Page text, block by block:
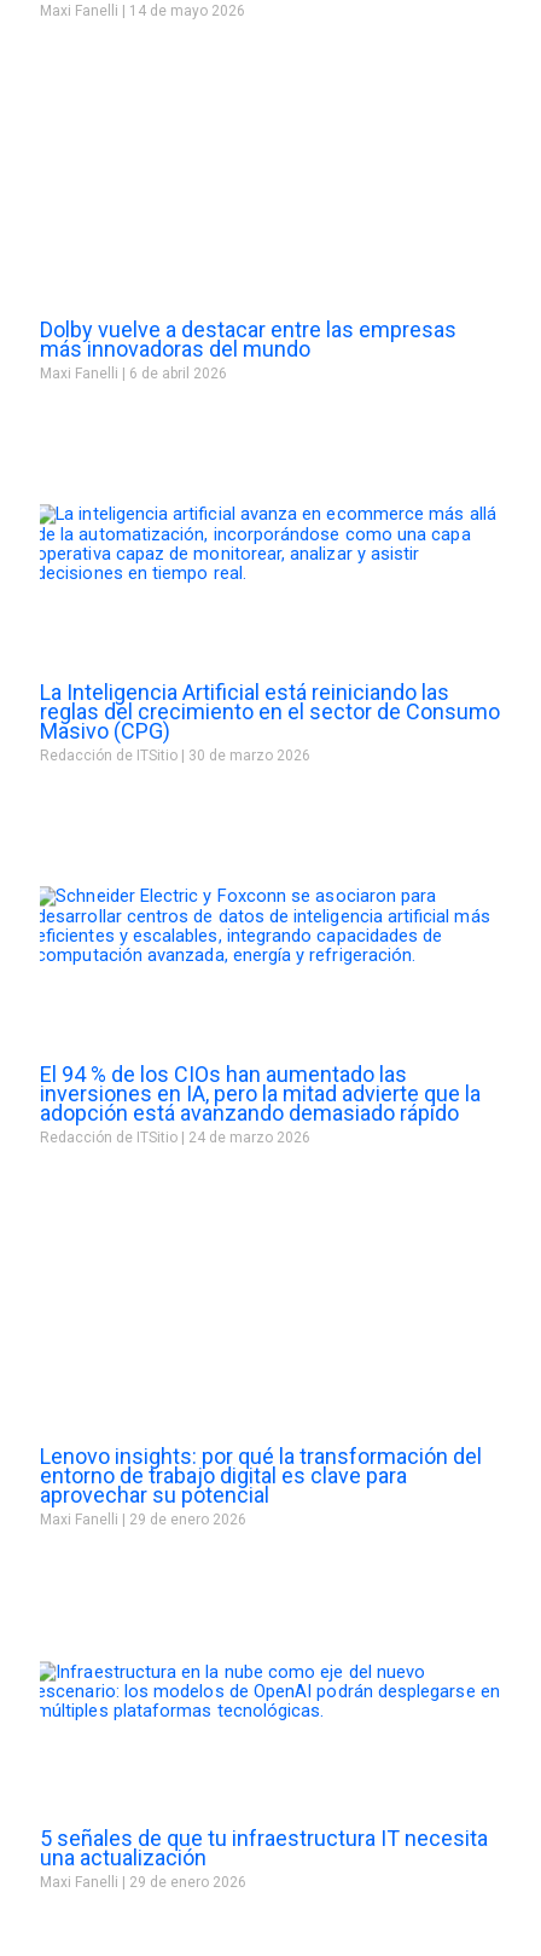
Maxi Fanelli 14 de mayo 2026
Dolby vuelve a destacar entre las empresas
más innovadoras del mundo
Maxi Fanelli 6 de abril 2026
La Inteligencia Artificial está reiniciando las
reglas del crecimiento en el sector de Consumo
Masivo (CPG)
Redacción de ITSitio 30 de marzo 2026
El 94 % de los CIOs han aumentado las
inversiones en IA, pero la mitad advierte que la
adopción está avanzando demasiado rápido
Redacción de ITSitio 24 de marzo 2026
Lenovo insights: por qué la transformación del
entorno de trabajo digital es clave para
aprovechar su potencial
Maxi Fanelli 29 de enero 2026
5 señales de que tu infraestructura IT necesita
una actualización
Maxi Fanelli 29 de enero 2026